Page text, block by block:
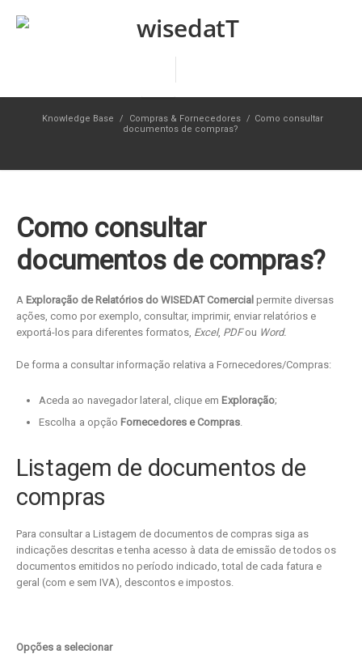
Knowledge Base / Compras & Fornecedores / Como consultar
documentos de compras?
Como consultar
documentos de compras?
A Exploração de Relatórios do WISEDAT Comercial permite diversas
ações, como por exemplo, consultar, imprimir, enviar relatórios e
exportá-los para diferentes formatos, Excel, PDFou Word.
De forma a consultar informação relativa a Fornecedores/Compras:
Aceda ao navegador lateral, clique em Exploração;
Escolha a opção Fornecedores e Compras.
Listagem de documentos de
compras
Para consultar a Listagem de documentos de compras siga as
indicações descritas e tenha acesso à data de emissão de todos os
documentos emitidos no período indicado, total de cada fatura e
geral (com e sem IVA), descontos e impostos.
Opções a selecionar